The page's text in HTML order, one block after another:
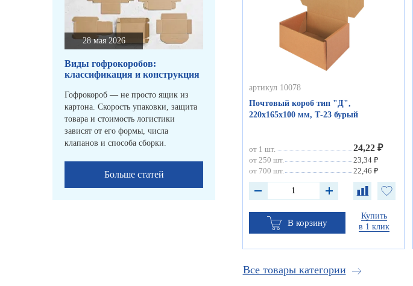
28 мая 2026
Виды гофрокоробов:
классификация и конструкция
Гофрокороб — не просто ящик из
картона. Скорость упаковки, защита
товара и стоимость логистики
зависят от его формы, числа
клапанов и способа сборки.
Больше статей
артикул 10078
Почтовый короб тип "Д",
220х165х100 мм, Т-23 бурый
от 1 шт. 24,22 ₽
от 250 шт.
23,34 ₽
от 700 шт.
22,46 ₽
В корзину
Купить
в 1 клик
Все товары категории